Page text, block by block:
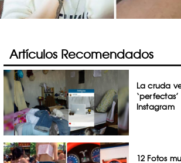
Artículos Recomendados
La cruda
Instagram
12 Fotos